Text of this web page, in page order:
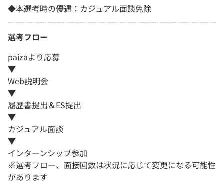
◆本選考時の優遇：カジュアル面談免除
選考フロー
paizaより応募
▼
Web説明会
▼
履歴書提出＆ES提出
▼
カジュアル面談
▼
インターンシップ参加
※選考フロー、面接回数は状況に応じて変更になる可能性
があります